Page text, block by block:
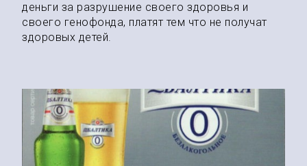
деньги за разрушение своего здоровья и
своего генофонда, платят тем что не получат
здоровых детей.